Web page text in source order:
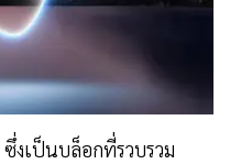
ซึ่งเป็นบล็อกที่รวบรวม